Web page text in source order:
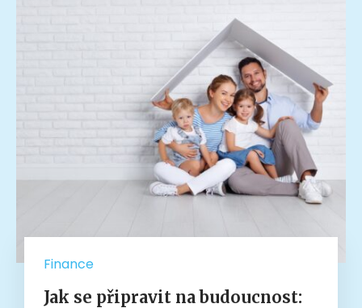
Finance
Jak se připravit na budoucnost: